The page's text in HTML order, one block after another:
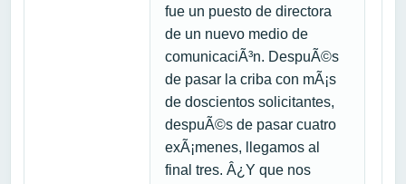
fue un puesto de directora
de un nuevo medio de
comunicaciÃ³n. DespuÃ©s
de pasar la criba con mÃ¡s
de doscientos solicitantes,
despuÃ©s de pasar cuatro
exÃ¡menes, llegamos al
final tres. Â¿Y que nos